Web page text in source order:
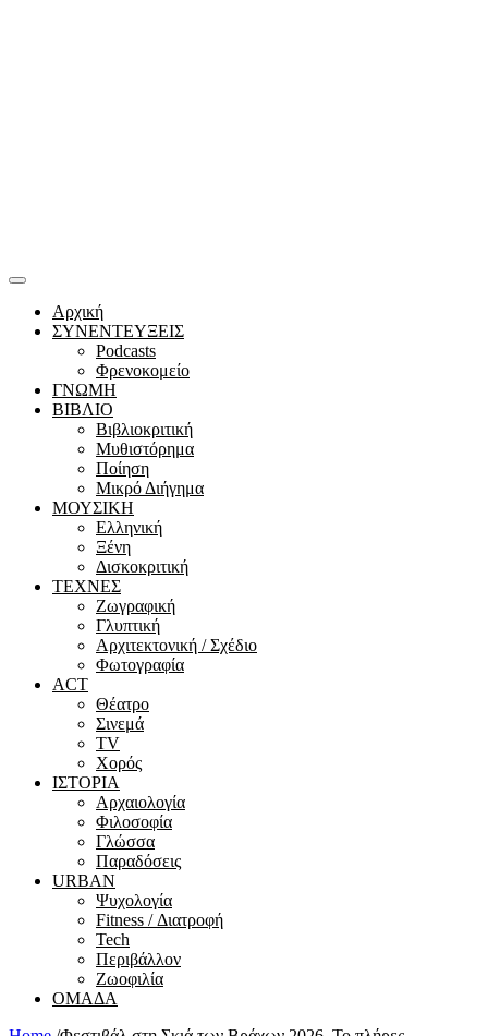
Αρχική
ΣΥΝΕΝΤΕΥΞΕΙΣ
Podcasts
Φρενοκομείο
ΓΝΩΜΗ
ΒΙΒΛΙΟ
Βιβλιοκριτική
Μυθιστόρημα
Ποίηση
Μικρό Διήγημα
ΜΟΥΣΙΚΗ
Ελληνική
Ξένη
Δισκοκριτική
ΤΕΧΝΕΣ
Ζωγραφική
Γλυπτική
Αρχιτεκτονική / Σχέδιο
Φωτογραφία
ACT
Θέατρο
Σινεμά
ΤV
Χορός
ΙΣΤΟΡΙΑ
Αρχαιολογία
Φιλοσοφία
Γλώσσα
Παραδόσεις
URBAN
Ψυχολογία
Fitness / Διατροφή
Tech
Περιβάλλον
Ζωοφιλία
ΟΜΑΔΑ